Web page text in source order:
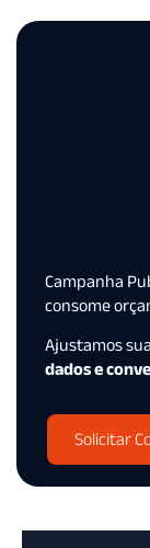
Campanha
consome
Ajustamos
dados e
Solicitar